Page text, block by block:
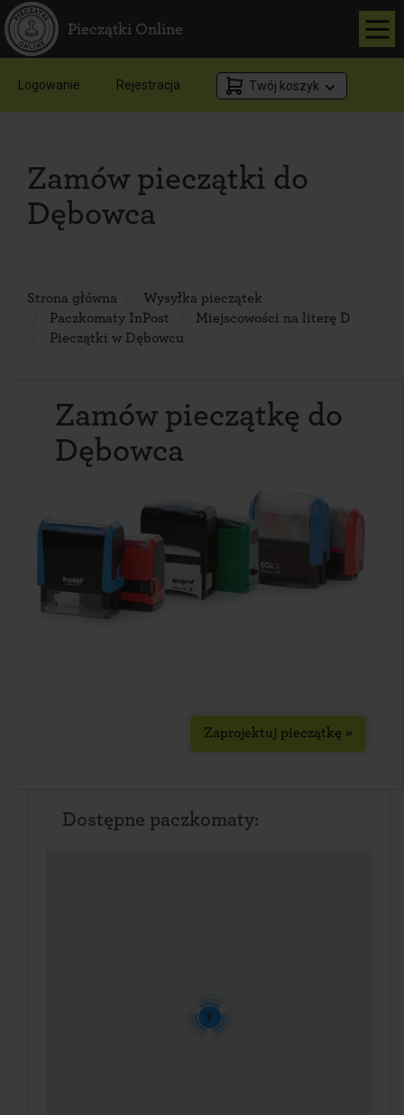
Pieczątki Online
Logowanie Rejestracja Twój koszyk
Zamów pieczątki do
Dębowca
Strona główna
Wysyłka pieczątek
Paczkomaty InPost
Miejscowości na literę D
Pieczątki w Dębowcu
Zamów pieczątkę do
Dębowca
Zaprojektuj pieczątkę »
Dostępne paczkomaty:
2